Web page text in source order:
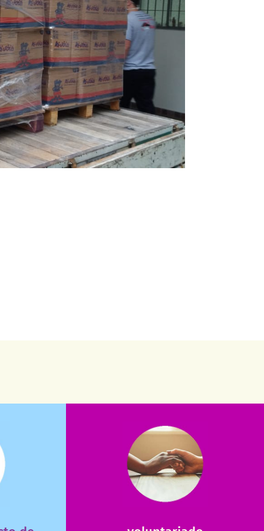
para
que possam nos ajudar com certos
assuntos. Entre em contato conosco e
saiba como nos ajudar.
saiba mais